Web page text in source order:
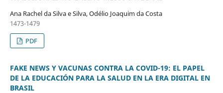
Ana Rachel da Silva e Silva, Odélio Joaquim da Costa
1473-1479
PDF
FAKE NEWS Y VACUNAS CONTRA LA COVID-19: EL PAPEL
DE LA EDUCACIÓN PARA LA SALUD EN LA ERA DIGITAL EN
BRASIL